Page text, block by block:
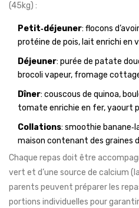
(45kg) :
Petit‑déjeuner: flocons
protéine de pois, lait enrichi en
Déjeuner: purée de patate
brocoli vapeur, fromage
Dîner: couscous de quinoa,
tomate enrichie en fer, yaourt
Collations: smoothie
maison contenant des graines
Chaque repas doit être
vert et d’une source de calcium
parents peuvent préparer les
portions individuelles pour